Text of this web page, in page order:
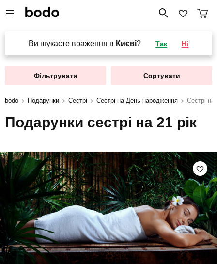
Ви шукаєте враження в Києві? Так Ні
Фільтрувати Сортувати
bodo Подарунки Сестрі Сестрі на День народження Сестрі на
Подарунки сестрі на 21 рік